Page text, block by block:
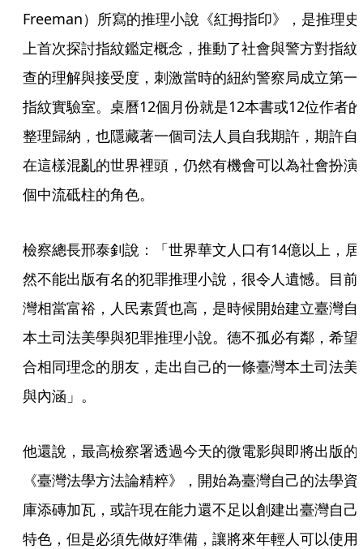
Freeman）所寫的推理小說《紅拇指印》，是推理史
上首次探討指紋鑑定概念，推動了社會與警方對指紋
查的理解與接受度，刺激當時的紐約警察局成立第一
指紋實驗室。桌曆12個月份就是12本書或12位作者的
整理歸納，也隱藏著一個司法人員自我期許，期許自
在這樣混亂的世界裡頭，仍然有機會可以為社會扮演
個中流砥柱的角色。
檢察總長邢泰釗說：「世界華文人口有14億以上，居
然不能出版有名的犯罪推理小說，很令人遺憾。目前
灣相當富裕，人民素質也高，是時候開始建立臺灣自
本土司法美學與犯罪推理小說。德不孤必有鄰，希望
合相同理念的朋友，走出自己的一條臺灣本土司法美
與內涵」。
他還說，最高檢察署透過今天的微電影與即將出版的
《臺灣法學方法論精粹》，開始為臺灣自己的法學資
庫添磚加瓦，或許現在能力還不足以創建出臺灣自己
特色，但是必須先做好準備，讓將來年輕人可以使用